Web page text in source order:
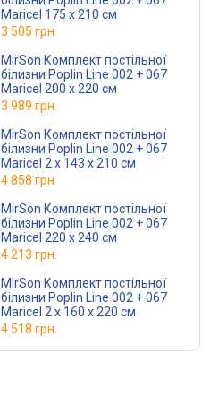
Maricel 175 x 210 см
3 505 грн.
MirSon Комплект постільної
білизни Poplin Line 002 + 067
Maricel 200 x 220 см
3 989 грн.
MirSon Комплект постільної
білизни Poplin Line 002 + 067
Maricel 2 x 143 x 210 см
4 858 грн.
MirSon Комплект постільної
білизни Poplin Line 002 + 067
Maricel 220 x 240 см
4 213 грн.
MirSon Комплект постільної
білизни Poplin Line 002 + 067
Maricel 2 x 160 x 220 см
4 518 грн.